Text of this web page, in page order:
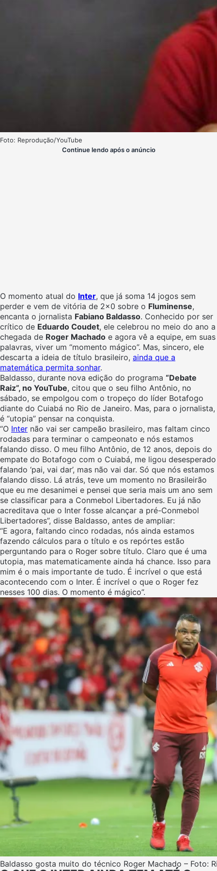
Foto: Reprodução/YouTube
Continue lendo após o anúncio
O momento atual do Inter, que já soma 14 jogos sem
perder e vem de vitória de 2×0 sobre o Fluminense,
encanta o jornalista Fabiano Baldasso. Conhecido por ser
crítico de Eduardo Coudet, ele celebrou no meio do ano a
chegada de Roger Machado e agora vê a equipe, em suas
palavras, viver um “momento mágico”. Mas, sincero, ele
descarta a ideia de título brasileiro, ainda que a
matemática permita sonhar.
Baldasso, durante nova edição do programa “Debate
Raiz”, no YouTube, citou que o seu filho Antônio, no
sábado, se empolgou com o tropeço do líder Botafogo
diante do Cuiabá no Rio de Janeiro. Mas, para o jornalista,
é “utopia” pensar na conquista.
“O Inter não vai ser campeão brasileiro, mas faltam cinco
rodadas para terminar o campeonato e nós estamos
falando disso. O meu filho Antônio, de 12 anos, depois do
empate do Botafogo com o Cuiabá, me ligou desesperado
falando ‘pai, vai dar’, mas não vai dar. Só que nós estamos
falando disso. Lá atrás, teve um momento no Brasileirão
que eu me desanimei e pensei que seria mais um ano sem
se classificar para a Conmebol Libertadores. Eu já não
acreditava que o Inter fosse alcançar a pré-Conmebol
Libertadores”, disse Baldasso, antes de ampliar:
“E agora, faltando cinco rodadas, nós ainda estamos
fazendo cálculos para o título e os repórtes estão
perguntando para o Roger sobre título. Claro que é uma
utopia, mas matematicamente ainda há chance. Isso para
mim é o mais importante de tudo. É incrível o que está
acontecendo com o Inter. É incrível o que o Roger fez
nesses 100 dias. O momento é mágico”.
Baldasso gosta muito do técnico Roger Machado – Foto: